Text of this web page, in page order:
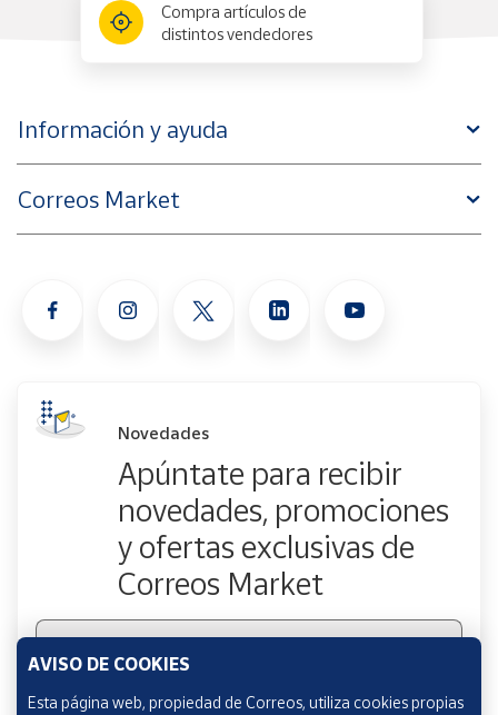
Compra artículos de
distintos vendedores
Información y ayuda
Correos Market
Novedades
Apúntate para recibir
novedades, promociones
y ofertas exclusivas de
Correos Market
Escribe tu email
AVISO DE COOKIES
Esta página web, propiedad de Correos, utiliza cookies propias